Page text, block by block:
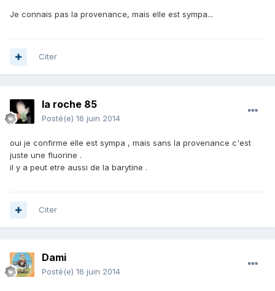
Je connais pas la provenance, mais elle est sympa...
Citer
la roche 85
Posté(e) 16 juin 2014
oui je confirme elle est sympa , mais sans la provenance c'est
juste une fluorine .
il y a peut etre aussi de la barytine .
Citer
Dami
Posté(e) 16 juin 2014